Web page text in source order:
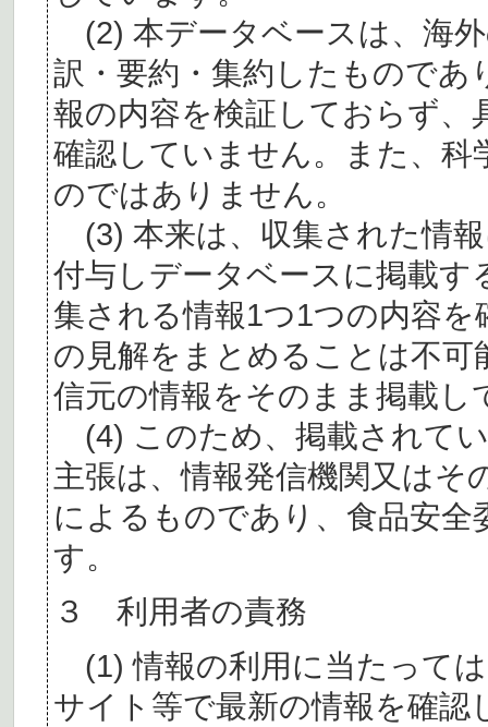
(2) 本データベースは、海
訳・要約・集約したものであ
報の内容を検証しておらず、
確認していません。また、
のではありません。
(3) 本来は、収集された情
付与しデータベースに掲載
集される情報1つ1つの内容
の見解をまとめることは不
信元の情報をそのまま掲載し
(4) このため、掲載されて
主張は、情報発信機関又はそ
によるものであり、食品安
す。
３ 利用者の責務
(1) 情報の利用に当たって
サイト等で最新の情報を確認